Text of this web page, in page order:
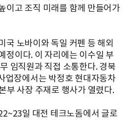
이고 조직 미래를 함께 만들어가
국 노바이와 독일 커펜 등 해외
정이다. 이 자리에는 이수일 부
임직원과 직접 소통한다. 경북
업장에서는 박정호 현대자동차
부 사장 주재로 행사가 열렸다.
일 대전 테크노돔에서 글로